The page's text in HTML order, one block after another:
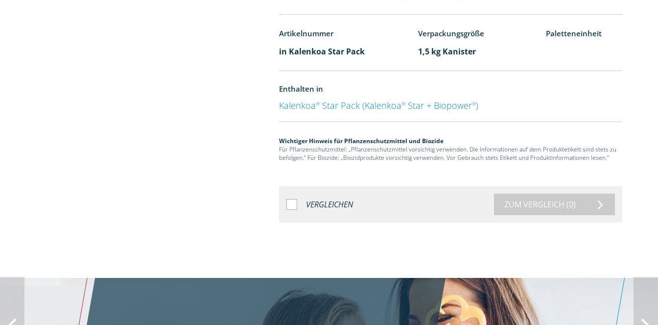
Artikelnummer Verpackungsgröße Paletteneinheit
in Kalenkoa Star Pack 1,5 kg Kanister
Enthalten in
Kalenkoa® Star Pack (Kalenkoa® Star + Biopower®)
Wichtiger Hinweis für Pflanzenschutzmittel und Biozide
Für Pflanzenschutzmittel: „Pflanzenschutzmittel vorsichtig verwenden. Die Informationen auf dem Produktetikett sind stets zu
befolgen.“ Für Biozide: „Biozidprodukte vorsichtig verwenden. Vor Gebrauch stets Etikett und Produktinformationen lesen.“
VERGLEICHEN ZUM VERGLEICH (0)